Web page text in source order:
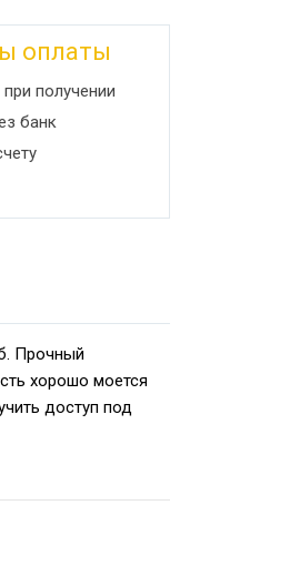
оплаты
получении
банк
Прочный
хорошо моется
доступ под